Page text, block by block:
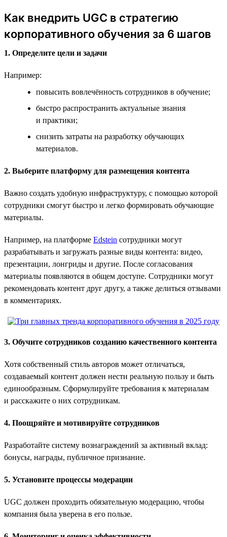
Как внедрить UGC в стратегию
корпоративного обучения за 6 шагов
1. Определите цели и задачи
Например:
повысить вовлечённость сотрудников в обучение;
быстро распространить актуальные знания
и практики;
снизить затраты на разработку обучающих
материалов.
2. Выберите платформу для размещения контента
Важно создать удобную инфраструктуру, с помощью которой
сотрудники смогут быстро и легко формировать обучающие
материалы.
Например, на платформе Edstein сотрудники могут
разрабатывать и загружать разные виды контента: видео,
презентации, лонгриды и другие. После согласования
материалы появляются в общем доступе. Сотрудники могут
рекомендовать контент друг другу, а также делиться отзывами
в комментариях.
3. Обучите сотрудников созданию качественного контента
Хотя собственный стиль авторов может отличаться,
создаваемый контент должен нести реальную пользу и быть
единообразным. Сформулируйте требования к материалам
и расскажите о них сотрудникам.
4. Поощряйте и мотивируйте сотрудников
Разработайте систему вознаграждений за активный вклад:
бонусы, награды, публичное признание.
5. Установите процессы модерации
UGC должен проходить обязательную модерацию, чтобы
компания была уверена в его пользе.